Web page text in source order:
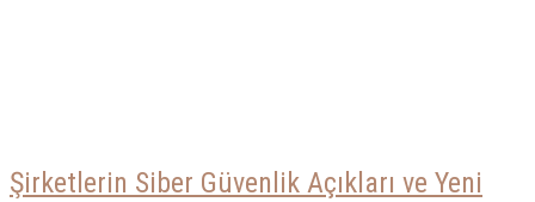
Şirketlerin Siber Güvenlik Açıkları ve Yeni